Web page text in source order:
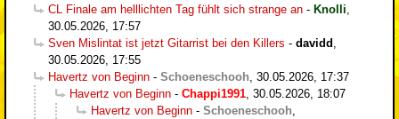
CL Finale am helllichten Tag fühlt sich strange an - Knolli
30.05.2026, 17:57
Sven Mislintat ist jetzt Gitarrist bei den Killers - davidd
30.05.2026, 17:55
Havertz von Beginn - Schoeneschooh 30.05.2026, 17:37
Havertz von Beginn - Chappi1991 30.05.2026, 18:07
Havertz von Beginn - Schoeneschooh